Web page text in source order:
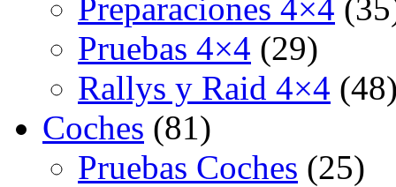
Preparaciones 4×4
Pruebas 4×4 (29)
Rallys y Raid 4×4
Coches (81)
Pruebas Coches (25)